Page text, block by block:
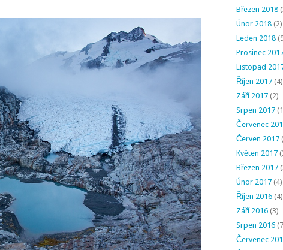
Březen 2018
Únor 2018(2)
Leden 2018
Prosinec
Listopad
Říjen 2017(4)
Září 2017(2)
Srpen 2017
Červenec
Červen 2017
Květen 2017
Březen 2017
Únor 2017(4)
Říjen 2016(4)
Září 2016(3)
Srpen 2016
Červenec